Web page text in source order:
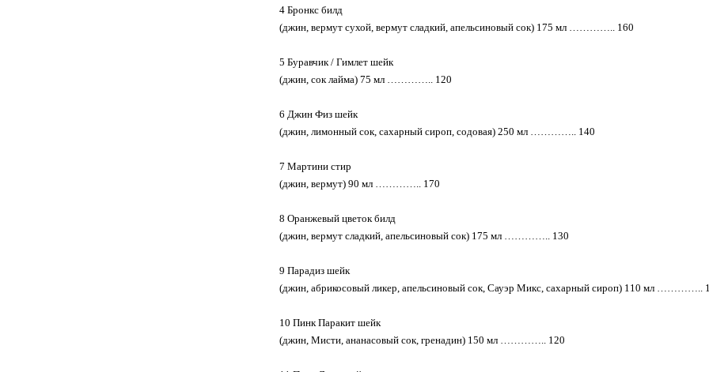
4 Бронкс билд
(джин, вермут сухой, вермут сладкий, апельсиновый сок) 175 мл ………….. 160
5 Буравчик / Гимлет шейк
(джин, сок лайма) 75 мл ………….. 120
6 Джин Физ шейк
(джин, лимонный сок, сахарный сироп, содовая) 250 мл ………….. 140
7 Мартини стир
(джин, вермут) 90 мл ………….. 170
8 Оранжевый цветок билд
(джин, вермут сладкий, апельсиновый сок) 175 мл ………….. 130
9 Парадиз шейк
(джин, абрикосовый ликер, апельсиновый сок, Сауэр Микс, сахарный сироп) 110 мл …………..
10 Пинк Паракит шейк
(джин, Мисти, ананасовый сок, гренадин) 150 мл ………….. 120